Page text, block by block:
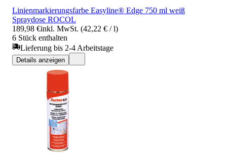
Linienmarkierungsfarbe Easyline® Edge 750 ml weiß
Spraydose ROCOL
189,98 €inkl. MwSt. (42,22 € / l)
6 Stück enthalten
Lieferung bis 2-4 Arbeitstage
Details anzeigen